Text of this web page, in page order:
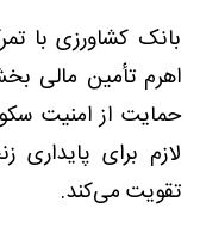
بانک کشاورزی با
اهرم تأمین مالی
حمایت از امنیت
لازم برای پایداری
تقویت می‌کند.